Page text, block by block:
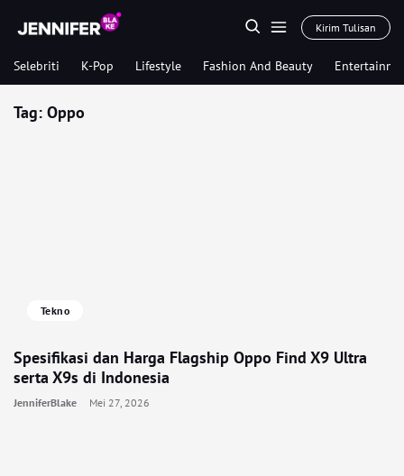
Kirim Tulisan
Selebriti K-Pop Lifestyle Fashion And Beauty
Tag: Oppo
Tekno
Spesifikasi dan Harga Flagship Oppo Find X9 Ultra
serta X9s di Indonesia
JenniferBlake Mei 27, 2026